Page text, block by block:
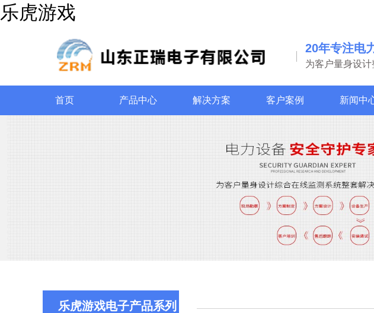
乐虎游戏
20年专注电
为客户量身设
首页 产品中心 解决方案 客户案例 新闻中
乐虎游戏电子产品系列